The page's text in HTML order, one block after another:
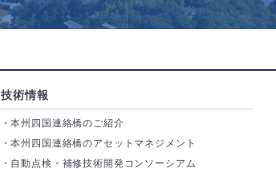
技術情報
本州四国連絡橋のご紹介
本州四国連絡橋のアセットマネジメント
自動点検・補修技術開発コンソーシアム